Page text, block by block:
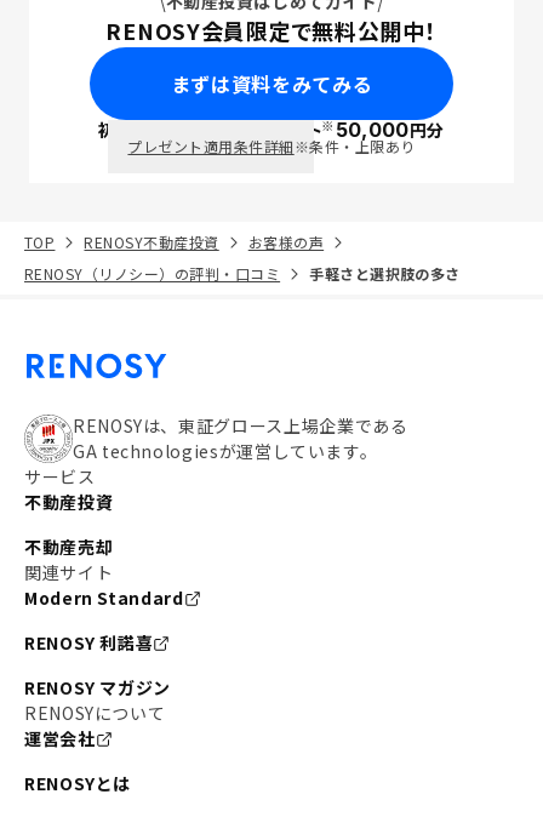
RENOSY会員限定で無料公開中！
まずは資料をみてみる
初回面談で ポイント※50,000円分
プレゼント適用条件詳細※条件・上限あり
TOP RENOSY不動産投資
お客様の声
RENOSY（リノシー）の評判・口コミ
手軽さと選択肢の多さ
RENOSYは、東証グロース上場企業である
GA technologiesが運営しています。
サービス
不動産投資
不動産売却
関連サイト
Modern Standard
RENOSY 利諾喜
RENOSY マガジン
RENOSYについて
運営会社
RENOSYとは